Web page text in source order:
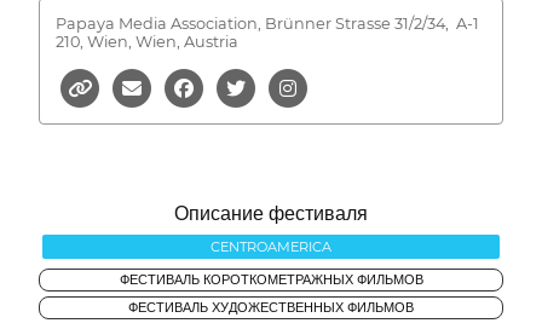
Papaya Media Association, Brünner Strasse 31/2/34, A-1
210, Wien, Wien, Austria
Описание фестиваля
CENTROAMERICA
ФЕСТИВАЛЬ КОРОТКОМЕТРАЖНЫХ ФИЛЬМОВ
ФЕСТИВАЛЬ ХУДОЖЕСТВЕННЫХ ФИЛЬМОВ